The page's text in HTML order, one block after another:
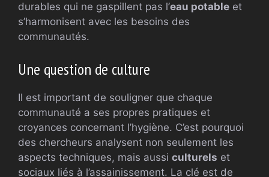
durables qui ne gaspillent pas l’eau potable et
s’harmonisent avec les besoins des
communautés.
Une question de culture
Il est important de souligner que chaque
communauté a ses propres pratiques et
croyances concernant l’hygiène. C’est pourquoi
des chercheurs analysent non seulement les
aspects techniques, mais aussi culturels et
sociaux liés à l’assainissement. La clé est de